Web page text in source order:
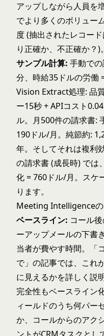
アップしながら人員を
でより多くのボリュー
度 (抽出されたレコー
り正確か、不正確か？)。
サンプル計算: 手動で
分、時給35ドルの労働
Vision Extract処理: 品
ー15秒 + APIコスト
ル。月500件の請求書:
190ドル/月。純節約:
年。そしてそれは複利
の請求書 (成長時) では
化 = 760ドル/月。スケ
ります。
Meeting Intelligence
ベースライン: コール
ーアップメールの下書
当者が費やす時間。「
で」の記事では、これ
に見えるかを詳しく説
完全性もベースライン
ィールドのうち何パー
か、コールからのアク